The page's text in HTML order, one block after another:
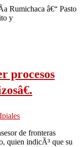
Rumichaca â€“ Pasto
y
procesos
de fronteras
quien indicÃ³ que su